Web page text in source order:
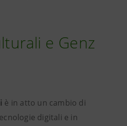
e Genz
è in atto un cambio di
digitali e in